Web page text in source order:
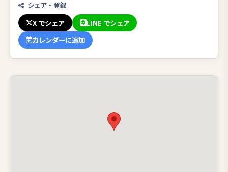
シェア・登録
X でシェア
LINE でシェア
カレンダーに追加